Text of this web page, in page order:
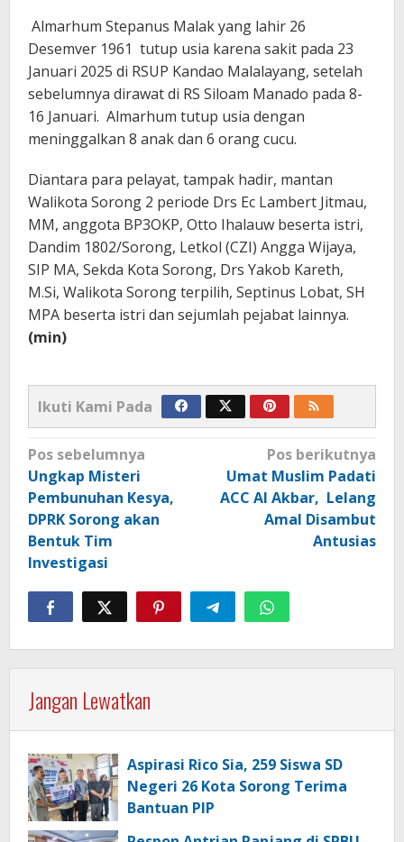
Almarhum Stepanus Malak yang lahir 26
Desemver 1961 tutup usia karena sakit pada 23
Januari 2025 di RSUP Kandao Malalayang, setelah
sebelumnya dirawat di RS Siloam Manado pada 8-
16 Januari. Almarhum tutup usia dengan
meninggalkan 8 anak dan 6 orang cucu.
Diantara para pelayat, tampak hadir, mantan
Walikota Sorong 2 periode Drs Ec Lambert Jitmau,
MM, anggota BP3OKP, Otto Ihalauw beserta istri,
Dandim 1802/Sorong, Letkol (CZI) Angga Wijaya,
SIP MA, Sekda Kota Sorong, Drs Yakob Kareth,
M.Si, Walikota Sorong terpilih, Septinus Lobat, SH
MPA beserta istri dan sejumlah pejabat lainnya.
(min)
Ikuti Kami Pada
Navigasi
pos
Pos sebelumnya
Ungkap Misteri
Pembunuhan Kesya,
DPRK Sorong akan
Bentuk Tim
Investigasi
Pos berikutnya
Umat Muslim Padati
ACC Al Akbar, Lelang
Amal Disambut
Antusias
Jangan Lewatkan
Aspirasi Rico Sia, 259 Siswa SD
Negeri 26 Kota Sorong Terima
Bantuan PIP